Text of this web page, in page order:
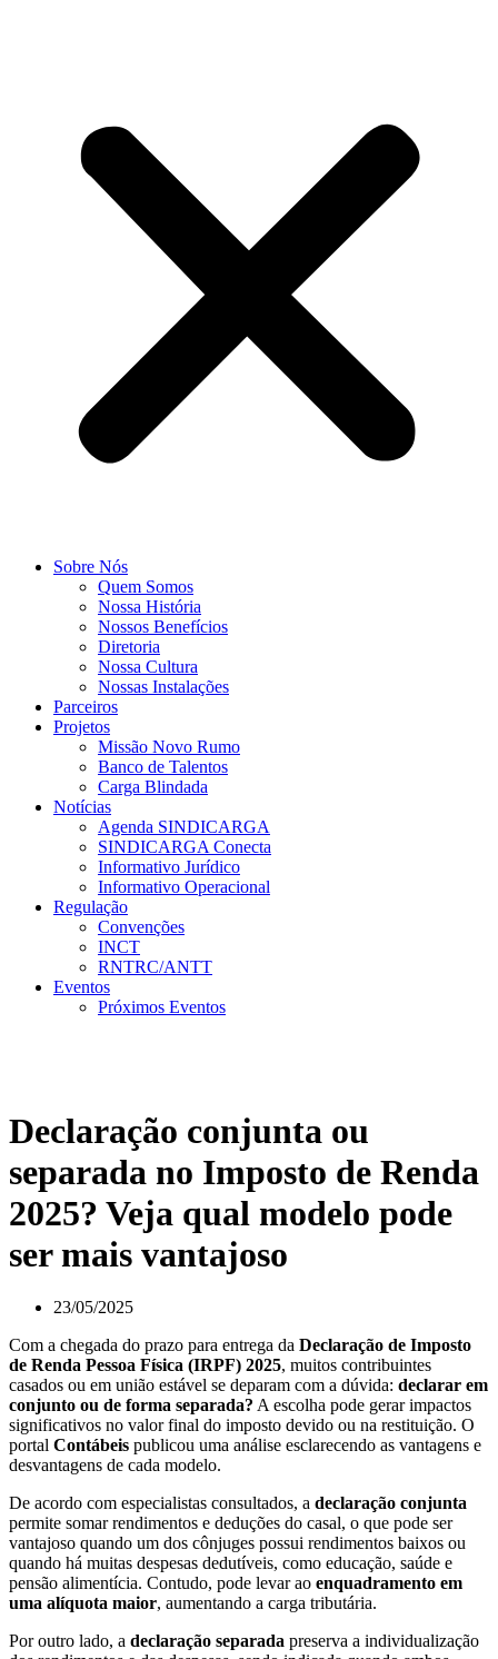
Sobre Nós
Quem Somos
Nossa História
Nossos Benefícios
Diretoria
Nossa Cultura
Nossas Instalações
Parceiros
Projetos
Missão Novo Rumo
Banco de Talentos
Carga Blindada
Notícias
Agenda SINDICARGA
SINDICARGA Conecta
Informativo Jurídico
Informativo Operacional
Regulação
Convenções
INCT
RNTRC/ANTT
Eventos
Próximos Eventos
Declaração conjunta ou
separada no Imposto de Renda
2025? Veja qual modelo pode
ser mais vantajoso
23/05/2025
Com a chegada do prazo para entrega da Declaração de Imposto
de Renda Pessoa Física (IRPF) 2025, muitos contribuintes
casados ou em união estável se deparam com a dúvida: declarar em
conjunto ou de forma separada? A escolha pode gerar impactos
significativos no valor final do imposto devido ou na restituição. O
portal Contábeis publicou uma análise esclarecendo as vantagens e
desvantagens de cada modelo.
De acordo com especialistas consultados, a declaração conjunta
permite somar rendimentos e deduções do casal, o que pode ser
vantajoso quando um dos cônjuges possui rendimentos baixos ou
quando há muitas despesas dedutíveis, como educação, saúde e
pensão alimentícia. Contudo, pode levar ao enquadramento em
uma alíquota maior, aumentando a carga tributária.
Por outro lado, a declaração separada preserva a individualização